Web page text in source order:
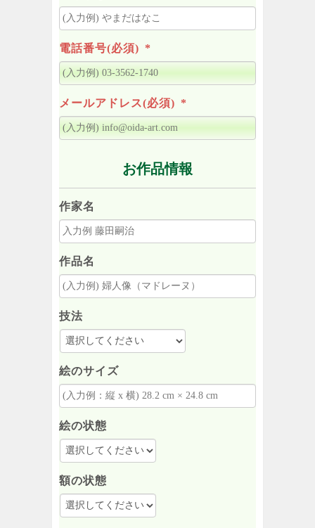
電話番号(必須) *
メールアドレス(必須) *
お作品情報
作家名
作品名
技法
絵のサイズ
絵の状態
額の状態